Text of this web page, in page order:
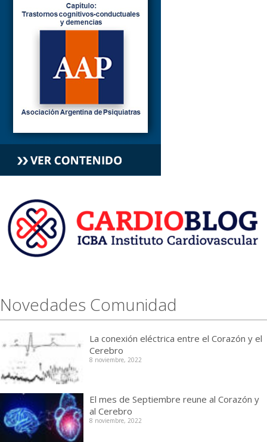
Novedades Comunidad
La conexión eléctrica entre el Corazón y el
Cerebro
8 noviembre, 2022
El mes de Septiembre reune al Corazón y
al Cerebro
8 noviembre, 2022